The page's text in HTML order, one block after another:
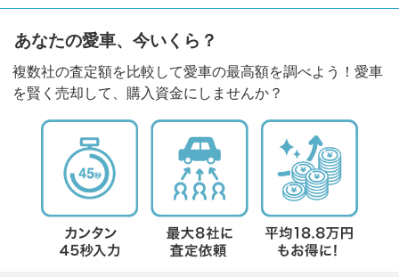
あなたの愛車、今いくら？
複数社の査定額を比較して愛車の最高額を調べよう！愛車
を賢く売却して、購入資金にしませんか？